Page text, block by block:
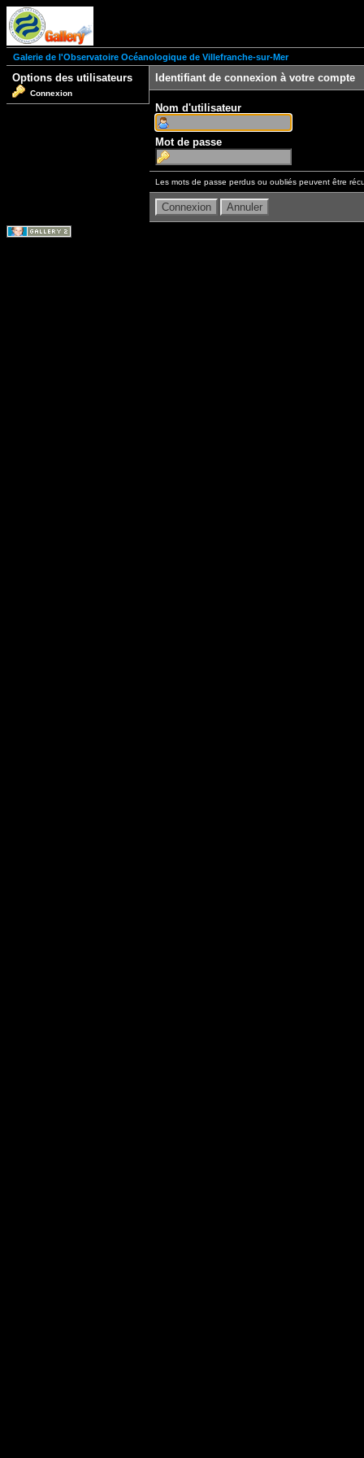
Galerie de l'Observatoire Océanologique de Villefranche-sur-Mer
Options des utilisateurs
Connexion
Identifiant de connexion à votre compte
Nom d'utilisateur
Mot de passe
Les mots de passe perdus ou oubliés peuvent être